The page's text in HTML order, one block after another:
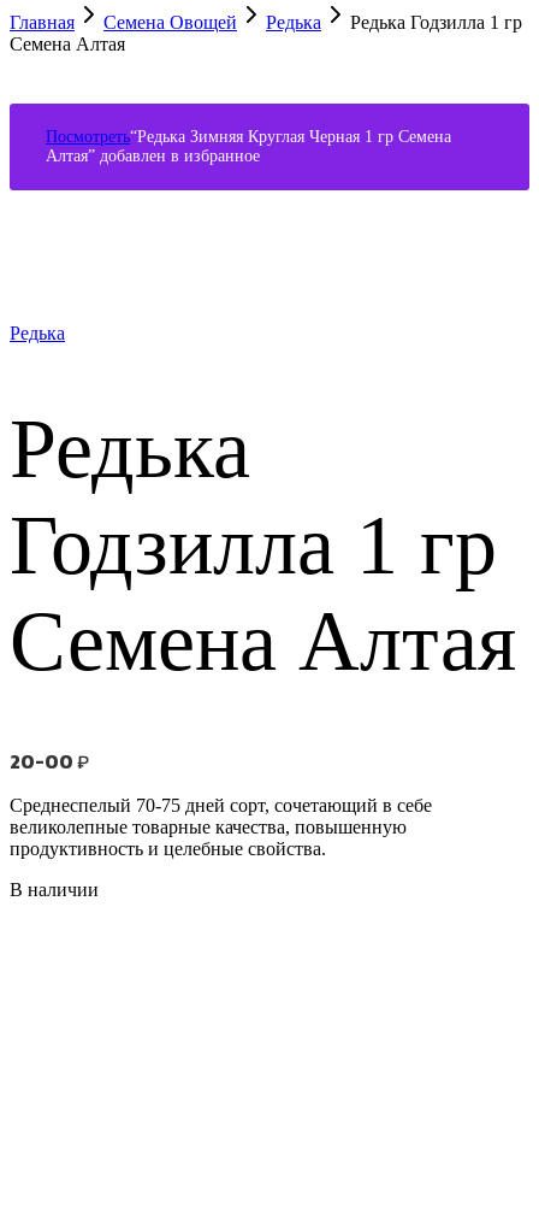
Главная
Семена Овощей Редька
Редька Годзилла 1 гр
Семена Алтая
Посмотреть“Редька Зимняя Круглая Черная 1 гр Семена
Алтая” добавлен в избранное
Редька
Редька
Годзилла 1 гр
Семена Алтая
20-00₽
Среднеспелый 70-75 дней сорт, сочетающий в себе
великолепные товарные качества, повышенную
продуктивность и целебные свойства.
В наличии